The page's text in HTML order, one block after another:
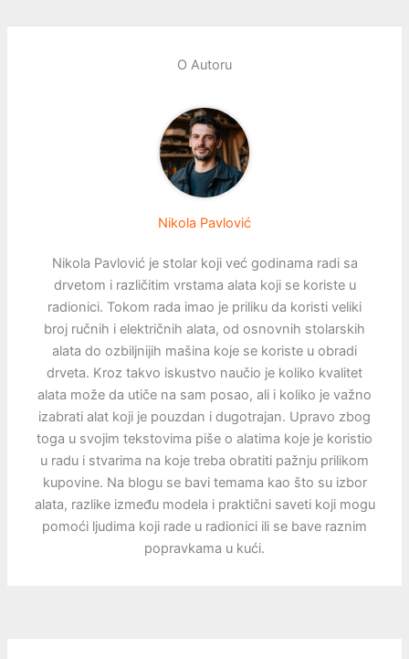
O Autoru
Nikola Pavlović
Nikola Pavlović je stolar koji već godinama radi sa
drvetom i različitim vrstama alata koji se koriste u
radionici. Tokom rada imao je priliku da koristi veliki
broj ručnih i električnih alata, od osnovnih stolarskih
alata do ozbiljnijih mašina koje se koriste u obradi
drveta. Kroz takvo iskustvo naučio je koliko kvalitet
alata može da utiče na sam posao, ali i koliko je važno
izabrati alat koji je pouzdan i dugotrajan. Upravo zbog
toga u svojim tekstovima piše o alatima koje je koristio
u radu i stvarima na koje treba obratiti pažnju prilikom
kupovine. Na blogu se bavi temama kao što su izbor
alata, razlike između modela i praktični saveti koji mogu
pomoći ljudima koji rade u radionici ili se bave raznim
popravkama u kući.